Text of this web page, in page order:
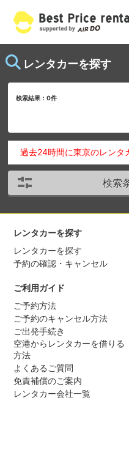
レンタカーを探す
検索結果：0件
過去24時間に東京のレンタ
検索
レンタカーを探す
レンタカーを探す
予約の確認・キャンセル
ご利用ガイド
ご予約方法
ご予約のキャンセル方法
ご出発手続き
空港からレンタカーを借りる
方法
よくあるご質問
免責補償のご案内
レンタカー会社一覧